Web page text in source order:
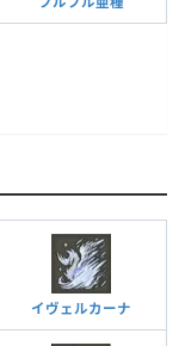
イヴェルカーナ